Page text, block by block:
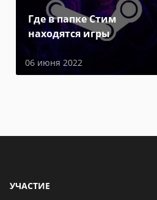
Где в папке Стим
находятся игры
06 июня 2022
УЧАСТИЕ